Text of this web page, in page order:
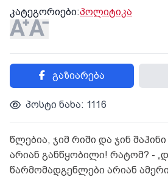
კატეგორიები:პოლიტიკა
გაზიარება
პოსტი ნახა: 1116
წლებია, ჯიმ რიში და ჯინ
არიან განწყობილი! რატომ? -
წარმომადგენლები არიან